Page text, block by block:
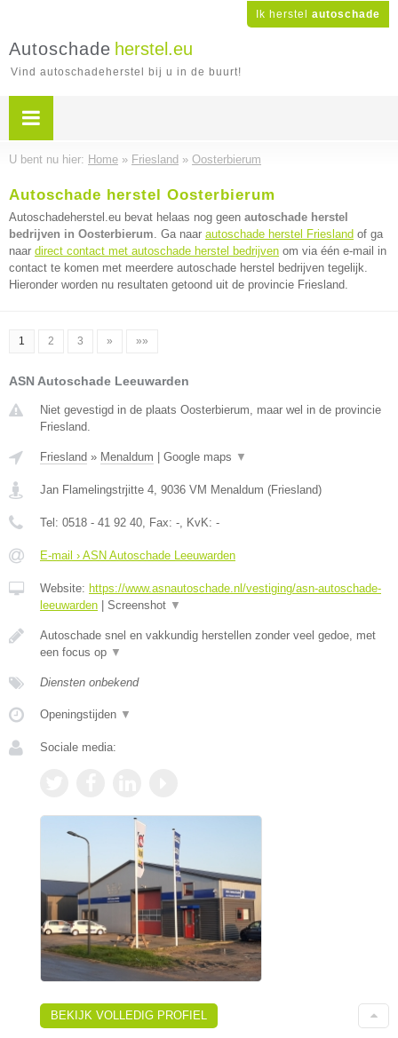
Ik herstel autoschade
Autoschade herstel.eu
Vind autoschadeherstel bij u in de buurt!
U bent nu hier: Home » Friesland » Oosterbierum
Autoschade herstel Oosterbierum
Autoschadeherstel.eu bevat helaas nog geen autoschade herstel
bedrijven in Oosterbierum. Ga naar autoschade herstel Friesland of ga
naar direct contact met autoschade herstel bedrijven om via één e-mail in
contact te komen met meerdere autoschade herstel bedrijven tegelijk.
Hieronder worden nu resultaten getoond uit de provincie Friesland.
1 2 3 » »»
ASN Autoschade Leeuwarden
Niet gevestigd in de plaats Oosterbierum, maar wel in de provincie
Friesland.
Friesland » Menaldum Google maps ▼
Jan Flamelingstrjitte 4, 9036 VM Menaldum (Friesland)
Tel: 0518 - 41 92 40, Fax: -, KvK: -
E-mail › ASN Autoschade Leeuwarden
Website: https://www.asnautoschade.nl/vestiging/asn-autoschade-
leeuwarden
Screenshot ▼
Autoschade snel en vakkundig herstellen zonder veel gedoe, met
een focus op ▼
Diensten onbekend
Openingstijden ▼
Sociale media:
BEKIJK VOLLEDIG PROFIEL